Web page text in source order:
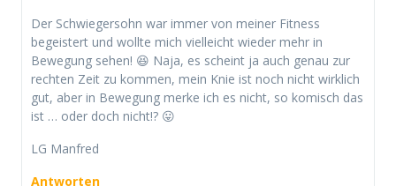
Der Schwiegersohn war immer von meiner Fitness
begeistert und wollte mich vielleicht wieder mehr in
Bewegung sehen! 😆 Naja, es scheint ja auch genau zur
rechten Zeit zu kommen, mein Knie ist noch nicht wirklich
gut, aber in Bewegung merke ich es nicht, so komisch das
ist … oder doch nicht!? 😛
LG Manfred
Antworten